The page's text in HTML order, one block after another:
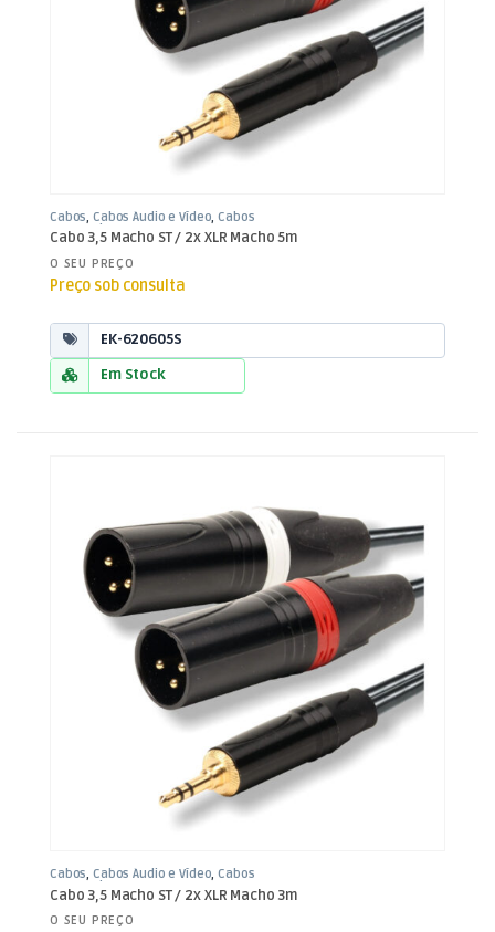
Cabos,Cabos Áudio e Vídeo,Cabos
XLR / Jack 3,5mm
Cabo 3,5 Macho ST / 2x XLR Macho 5m
O SEU PREÇO
Preço sob consulta
EK-620605S
Em Stock
Cabos,Cabos Áudio e Vídeo,Cabos
XLR / Jack 3,5mm
Cabo 3,5 Macho ST / 2x XLR Macho 3m
O SEU PREÇO